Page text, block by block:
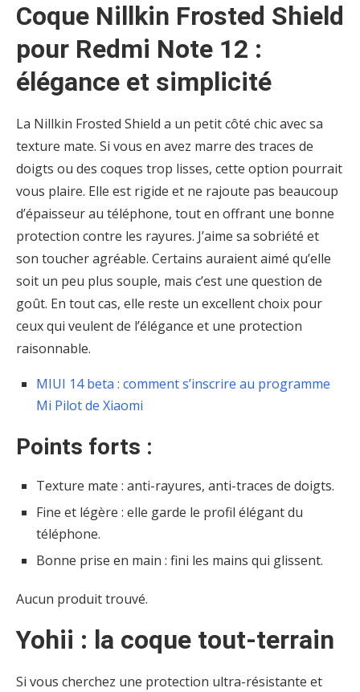
Coque Nillkin Frosted Shield
pour Redmi Note 12 :
élégance et simplicité
La Nillkin Frosted Shield a un petit côté chic avec sa
texture mate. Si vous en avez marre des traces de
doigts ou des coques trop lisses, cette option pourrait
vous plaire. Elle est rigide et ne rajoute pas beaucoup
d’épaisseur au téléphone, tout en offrant une bonne
protection contre les rayures. J’aime sa sobriété et
son toucher agréable. Certains auraient aimé qu’elle
soit un peu plus souple, mais c’est une question de
goût. En tout cas, elle reste un excellent choix pour
ceux qui veulent de l’élégance et une protection
raisonnable.
MIUI 14 beta : comment s’inscrire au programme
Mi Pilot de Xiaomi
Points forts :
Texture mate : anti-rayures, anti-traces de doigts.
Fine et légère : elle garde le profil élégant du
téléphone.
Bonne prise en main : fini les mains qui glissent.
Aucun produit trouvé.
Yohii : la coque tout-terrain
Si vous cherchez une protection ultra-résistante et